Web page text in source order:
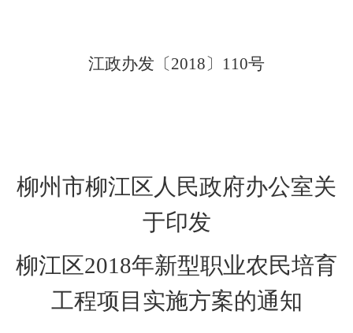
江政办发 〔2018〕 110号
柳州市柳江区人民政府办公室关
于印发
柳江区2018年新型职业农民培育
工程项目实施方案的通知